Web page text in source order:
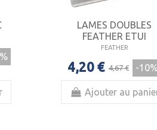
LAMES DOUBLES
FEATHER ETUI
FEATHER
4,20 € 4,67 € -
Ajouter au